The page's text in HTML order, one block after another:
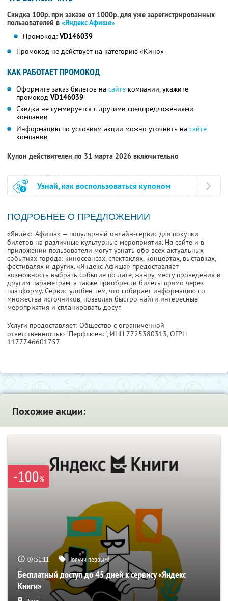
Скидка 100р. при заказе от 1000р. для уже зарегистрированных
пользователей в «Яндекс Афише»
Промокод: VD146039
Промокод не действует на категорию «Кино»
КАК РАБОТАЕТ ПРОМОКОД
Оформите заказ билетов на сайте компании, укажите
промокод VD146039
Скидка не суммируется с другими спецпредложениями
компании
Информацию по условиям акции можно уточнить на сайте
компании
Купон действителен по 31 марта 2026 включительно
Узнай, как воспользоваться купоном
ПОДРОБНЕЕ О ПРЕДЛОЖЕНИИ
«Яндекс Афиша» — популярный онлайн-сервис для покупки
билетов на различные культурные мероприятия. На сайте и в
приложении пользователи могут узнать обо всех актуальных
событиях города: киносеансах, спектаклях, концертах, выставках,
фестивалях и других. «Яндекс Афиша» предоставляет
возможность выбрать событие по дате, жанру, месту проведения и
другим параметрам, а также приобрести билеты прямо через
платформу. Сервис удобен тем, что собирает информацию со
множества источников, позволяя быстро найти интересные
мероприятия и спланировать досуг.
Услуги предоставляет: Общество с ограниченной
ответственностью "Перфлюенс", ИНН 7725380313, ОГРН
1177746601757
Похожие акции:
-100%
07:31:10 Получи первым!
Бесплатный доступ до 45 дней к сервису «Яндекс
Книги»